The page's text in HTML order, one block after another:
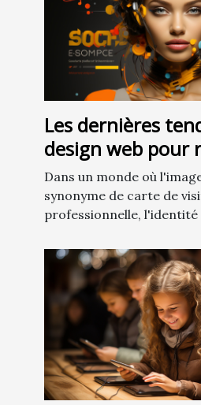
Les dernières
design web pour
l'identité de
Dans un monde où
synonyme de carte de
professionnelle, l'identité